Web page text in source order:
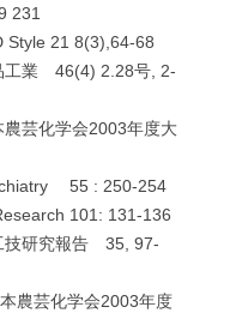
231
21 8(3),64-68
工業 46(4) 2.28号, 2-
芸化学会2003年度大
55 : 250-254
101: 131-136
技研究報告 35, 97-
芸化学会2003年度